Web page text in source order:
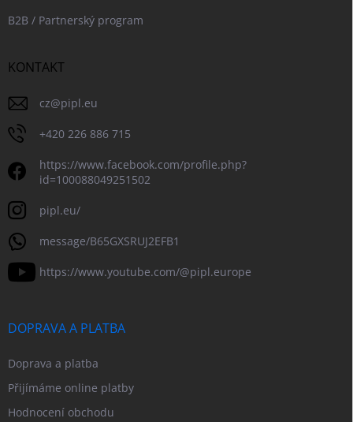
B2B / Partnerský program
KONTAKT
cz@pipl.eu
+420 226 886 715
https://www.facebook.com/profile.php?
id=100088049251502
pipl.eu/
message/B65GXSRUJ2EFB1
https://www.youtube.com/@pipl.europe
DOPRAVA A PLATBA
Doprava a platba
Přijímáme online platby
Hodnocení obchodu